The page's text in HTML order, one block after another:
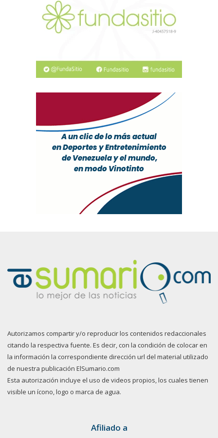
Autorizamos compartir y/o reproducir los contenidos redaccionales
citando la respectiva fuente. Es decir, con la condición de colocar en
la información la correspondiente dirección url del material utilizado
de nuestra publicación ElSumario.com
Esta autorización incluye el uso de videos propios, los cuales tienen
visible un ícono, logo o marca de agua.
Afiliado a